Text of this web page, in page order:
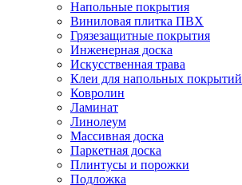
Напольные покрытия
Виниловая плитка ПВХ
Грязезащитные покрытия
Инженерная доска
Искусственная трава
Клеи для напольных покрытий
Ковролин
Ламинат
Линолеум
Массивная доска
Паркетная доска
Плинтусы и порожки
Подложка